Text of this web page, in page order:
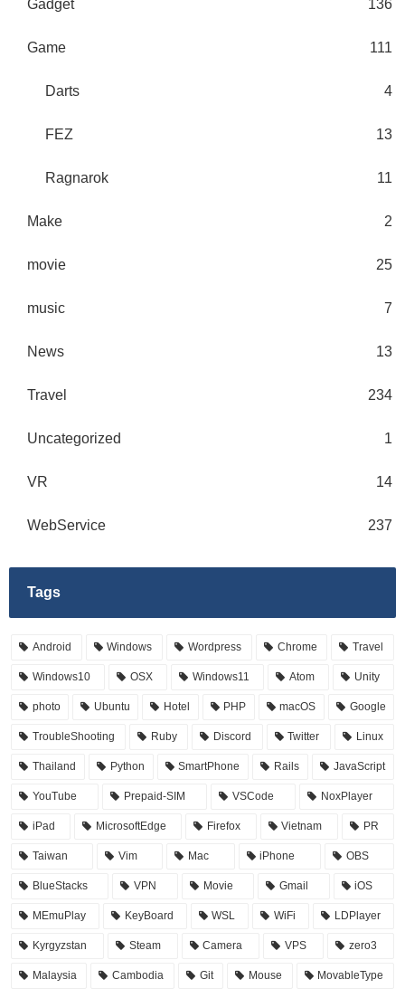
Gadget 136
Game 111
Darts 4
FEZ 13
Ragnarok 11
Make 2
movie 25
music 7
News 13
Travel 234
Uncategorized 1
VR 14
WebService 237
Tags
Android Windows Wordpress Chrome Travel
Windows10 OSX Windows11 Atom Unity
photo Ubuntu Hotel PHP macOS Google
TroubleShooting Ruby Discord Twitter Linux
Thailand Python SmartPhone Rails JavaScript
YouTube Prepaid-SIM VSCode NoxPlayer
iPad MicrosoftEdge Firefox Vietnam PR
Taiwan Vim Mac iPhone OBS
BlueStacks VPN Movie Gmail iOS
MEmuPlay KeyBoard WSL WiFi LDPlayer
Kyrgyzstan Steam Camera VPS zero3
Malaysia Cambodia Git Mouse MovableType